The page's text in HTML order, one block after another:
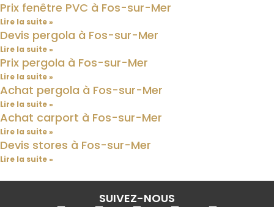
Prix fenêtre PVC à Fos-sur-Mer
Lire la suite »
Devis pergola à Fos-sur-Mer
Lire la suite »
Prix pergola à Fos-sur-Mer
Lire la suite »
Achat pergola à Fos-sur-Mer
Lire la suite »
Achat carport à Fos-sur-Mer
Lire la suite »
Devis stores à Fos-sur-Mer
Lire la suite »
SUIVEZ-NOUS